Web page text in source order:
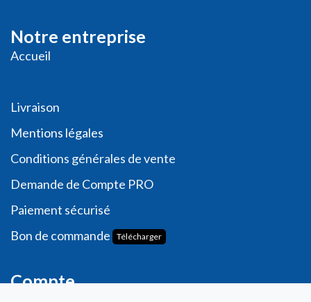
Notre entreprise
Accueil
Livraison
Mentions légales
Conditions générales de vente
Demande de Compte PRO
Paiement sécurisé
Bon de commande
Télécharger
Compte